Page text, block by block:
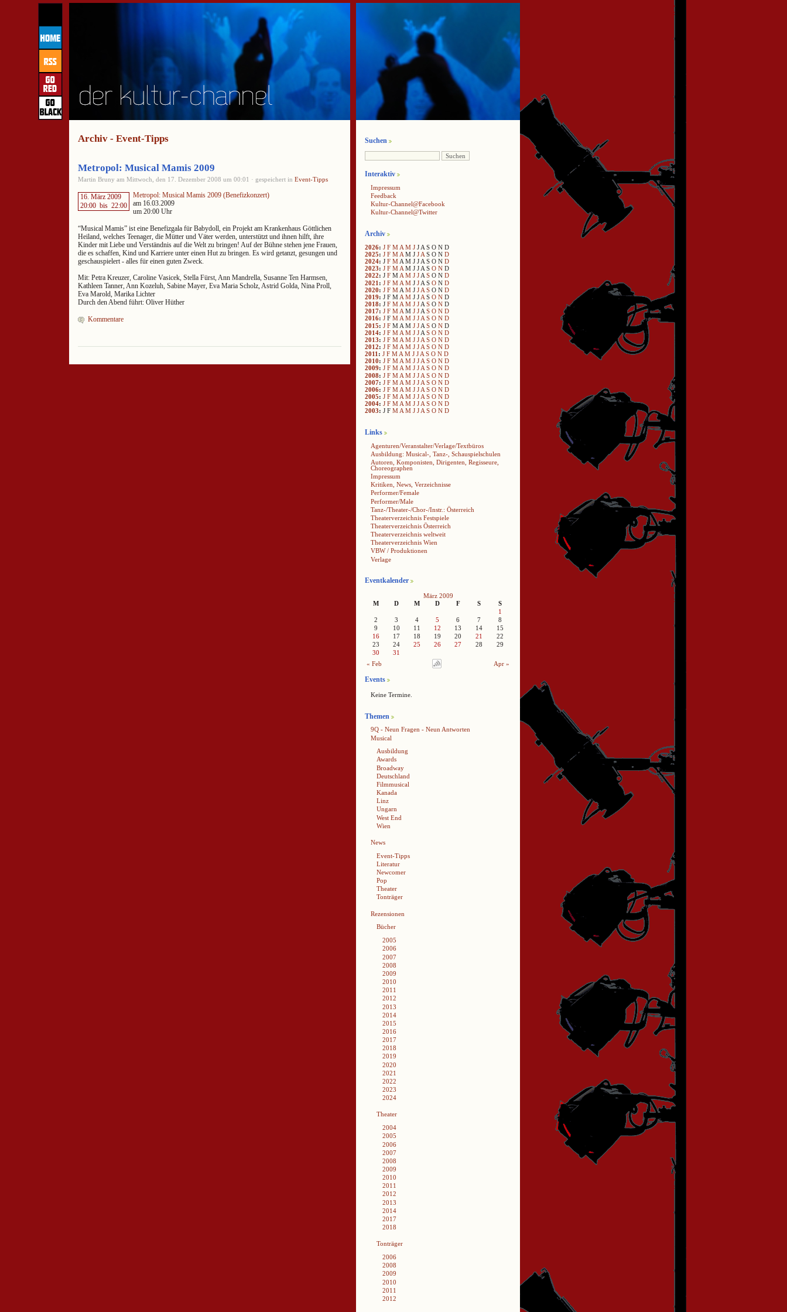
Archiv - Event-Tipps
Metropol: Musical Mamis 2009
Martin Bruny am Mittwoch, den 17. Dezember 2008 um 00:01 · gespeichert in Event-Tipps
16. März 2009
20:00 bis 22:00
Metropol: Musical Mamis 2009 (Benefizkonzert)
am 16.03.2009
um 20:00 Uhr
“Musical Mamis” ist eine Benefizgala für Babydoll, ein Projekt am Krankenhaus Göttlichen
Heiland, welches Teenager, die Mütter und Väter werden, unterstützt und ihnen hilft, ihre
Kinder mit Liebe und Verständnis auf die Welt zu bringen! Auf der Bühne stehen jene Frauen,
die es schaffen, Kind und Karriere unter einen Hut zu bringen. Es wird getanzt, gesungen und
geschauspielert - alles für einen guten Zweck.
Mit: Petra Kreuzer, Caroline Vasicek, Stella Fürst, Ann Mandrella, Susanne Ten Harmsen,
Kathleen Tanner, Ann Kozeluh, Sabine Mayer, Eva Maria Scholz, Astrid Golda, Nina Proll,
Eva Marold, Marika Lichter
Durch den Abend führt: Oliver Hüther
Kommentare
Suchen
Interaktiv
Impressum
Feedback
Kultur-Channel@Facebook
Kultur-Channel@Twitter
Archiv
2026: J F M A M J J A S O N D
2025: J F M A M J J A S O N D
2024: J F M A M J J A S O N D
2023: J F M A M J J A S O N D
2022: J F MA M J JA S O N D
2021 : J F M A M J J A S O N D
2020: J F M A M J J A S O N D
2019: J F M A M J J A S O N D
2018: J F M A M J J A S O N D
2017: J F M A M J J A S O N D
2016: J F M A M J J A S O N D
2015: J F M A M J J A S O N D
2014: J F M A M J J A S O N D
2013: J F M A M J J A S O N D
2012: J F M A M J J A S O N D
2011 : J F M A M J J A S O N D
2010: J F M A M J J A S O N D
2009: J F MA M J JA S O N D
2008: J F M A M J J A S O N D
2007: J F M A M J J A S O N D
2006: J F M A M J J A S O N D
2005: J F M A M J J A S O N D
2004: J F M A M J J A S O N D
2003: J F M A M J J A S O N D
Links
Agenturen/Veranstalter/Verlage/Textbüros
Ausbildung: Musical-, Tanz-, Schauspielschulen
Autoren, Komponisten, Dirigenten, Regisseure,
Choreographen
Impressum
Kritiken, News, Verzeichnisse
Performer/Female
Performer/Male
Tanz-/Theater-/Chor-/Instr.: Österreich
Theaterverzeichnis Festspiele
Theaterverzeichnis Österreich
Theaterverzeichnis weltweit
Theaterverzeichnis Wien
VBW / Produktionen
Verlage
Eventkalender
März 2009
M
D M D F S
S
1
2
3 4 5 6 7
8
9
10 11 12 13 14
15
16
17 18 19 20 21
22
23
24 25 26 27 28
29
30
31
« Feb
Apr »
Events
Keine Termine.
Themen
9Q - Neun Fragen - Neun Antworten
Musical
Ausbildung
Awards
Broadway
Deutschland
Filmmusical
Kanada
Linz
Ungarn
West End
Wien
News
Event-Tipps
Literatur
Newcomer
Pop
Theater
Tonträger
Rezensionen
Bücher
2005
2006
2007
2008
2009
2010
2011
2012
2013
2014
2015
2016
2017
2018
2019
2020
2021
2022
2023
2024
Theater
2004
2005
2006
2007
2008
2009
2010
2011
2012
2013
2014
2017
2018
Tonträger
2006
2008
2009
2010
2011
2012